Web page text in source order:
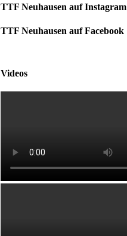
TTF Neuhausen auf Instagram
TTF Neuhausen auf Facebook
Videos